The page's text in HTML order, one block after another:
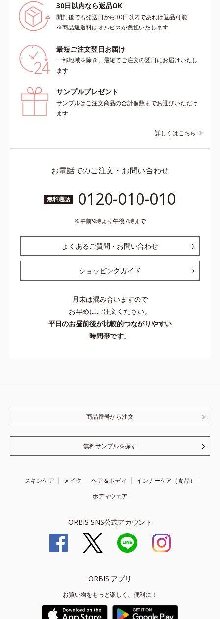
おいを与える保湿成分*3 PPG-3カ
プリリルエーテル＝毛髪の水分・油
分を保ち、髪をまとまりやすく整え
30日以内なら返品OK
開封後でも発送日から30日以内であれば返品可能
※商品返送料はオルビスが負担いたします
最短ご注文翌日お届け
一部地域を除き、最短でご注文の翌日にお届けいたし
ます
サンプルプレゼント
サンプルはご注文商品の合計個数までお選びいただけ
ます
詳しくはこちら
お電話でのご注文・お問い合わせ
無料通話 0120-010-010
午前9時より午後7時まで
よくあるご質問・お問い合わせ
ショッピングガイド
月末は混み合いますので
お早めにご注文ください。
平日のお昼前後が比較的つながりやすい
時間帯です。
商品番号から注文
無料サンプルを探す
スキンケア メイク ヘア＆ボディ
インナーケア（食品）
ボディウェア
ORBIS SNS公式アカウント
ORBIS アプリ
お買い物をもっと楽しく、便利に！